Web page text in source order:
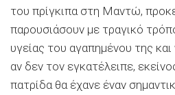
του πρίγκιπα στη Μαντώ,
παρουσιάσουν με τραγικό
υγείας του αγαπημένου της
αν δεν τον εγκατέλειπε,
πατρίδα θα έχανε έναν